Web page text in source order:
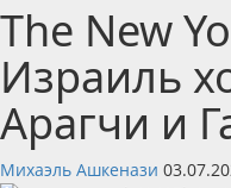
The New
Израиль
Арагчи и
Михаэль Ашкенази